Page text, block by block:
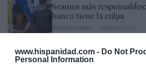
www.hispanidad.com - Do Not
Personal Information
Seamos más
banco tiene la culpa
INTERNACIONAL
La bomba de Hiroshima